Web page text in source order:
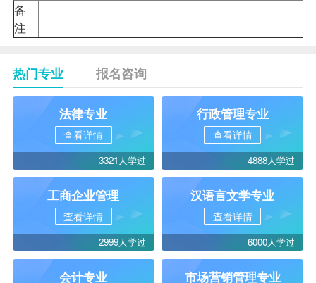
备
注
热门专业 报名咨询
法律专业
查看详情
3321人学过
行政管理专业
查看详情
4888人学过
工商企业管理
查看详情
2999人学过
汉语言文学专业
查看详情
6000人学过
会计专业 市场营销管理专业